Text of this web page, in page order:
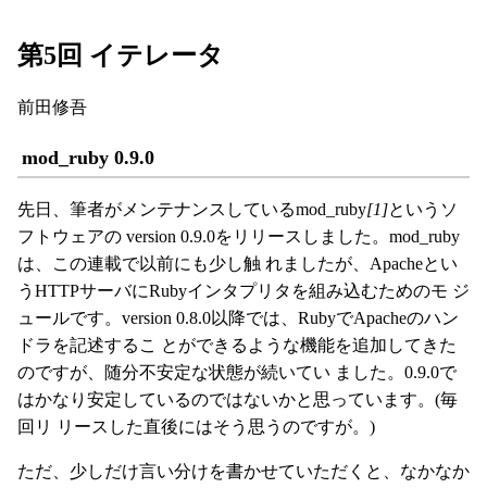
第5回 イテレータ
前田修吾
mod_ruby 0.9.0
先日、筆者がメンテナンスしているmod_ruby[1]というソ
フトウェアの version 0.9.0をリリースしました。mod_ruby
は、この連載で以前にも少し触 れましたが、Apacheとい
うHTTPサーバにRubyインタプリタを組み込むためのモ ジ
ュールです。version 0.8.0以降では、RubyでApacheのハン
ドラを記述するこ とができるような機能を追加してきた
のですが、随分不安定な状態が続いてい ました。0.9.0で
はかなり安定しているのではないかと思っています。(毎
回リ リースした直後にはそう思うのですが。)
ただ、少しだけ言い分けを書かせていただくと、なかなか